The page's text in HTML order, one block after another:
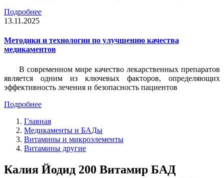
Подробнее
13.11.2025
Методики и технологии по улучшению качества
медикаментов
В современном мире качество лекарственных препаратов
является одним из ключевых факторов, определяющих
эффективность лечения и безопасность пациентов
Подробнее
Главная
Медикаменты и БАДы
Витамины и микроэлементы
Витамины другие
Калия Йодид 200 Витамир БАД